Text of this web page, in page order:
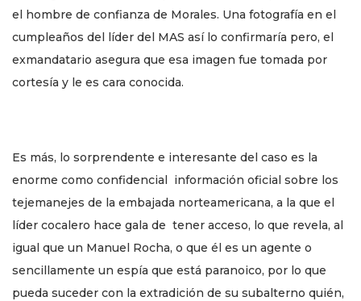
el hombre de confianza de Morales. Una fotografía en el
cumpleaños del líder del MAS así lo confirmaría pero, el
exmandatario asegura que esa imagen fue tomada por
cortesía y le es cara conocida.
Es más, lo sorprendente e interesante del caso es la
enorme como confidencial información oficial sobre los
tejemanejes de la embajada norteamericana, a la que el
líder cocalero hace gala de tener acceso, lo que revela, al
igual que un Manuel Rocha, o que él es un agente o
sencillamente un espía que está paranoico, por lo que
pueda suceder con la extradición de su subalterno quién,